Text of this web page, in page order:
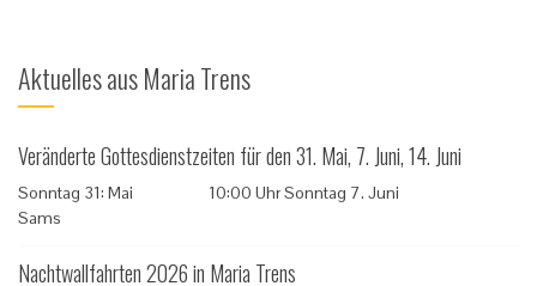
Aktuelles aus Maria Trens
Veränderte Gottesdienstzeiten für den 31. Mai, 7. Juni, 14. Juni
Sonntag 31: Mai 10:00 Uhr Sonntag 7. Juni
Sams
Nachtwallfahrten 2026 in Maria Trens